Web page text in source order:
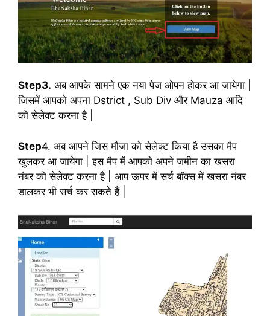
Step3. अब आपके सामने एक नया पेज ओपन होकर आ जायेगा |
जिसमें आपको अपना Dstrict , Sub Div और Mauza आदि
को सेलेक्ट करना है |
Step4. अब आपने जिस मौजा को सेलेक्ट किया है उसका मैप
खुलकर आ जायेगा | इस मैप में आपको अपने जमीन का खसरा
नंबर को सेलेक्ट करना है | आप ऊपर में सर्च बॉक्स में खसरा नंबर
डालकर भी सर्च कर सकते हैं |